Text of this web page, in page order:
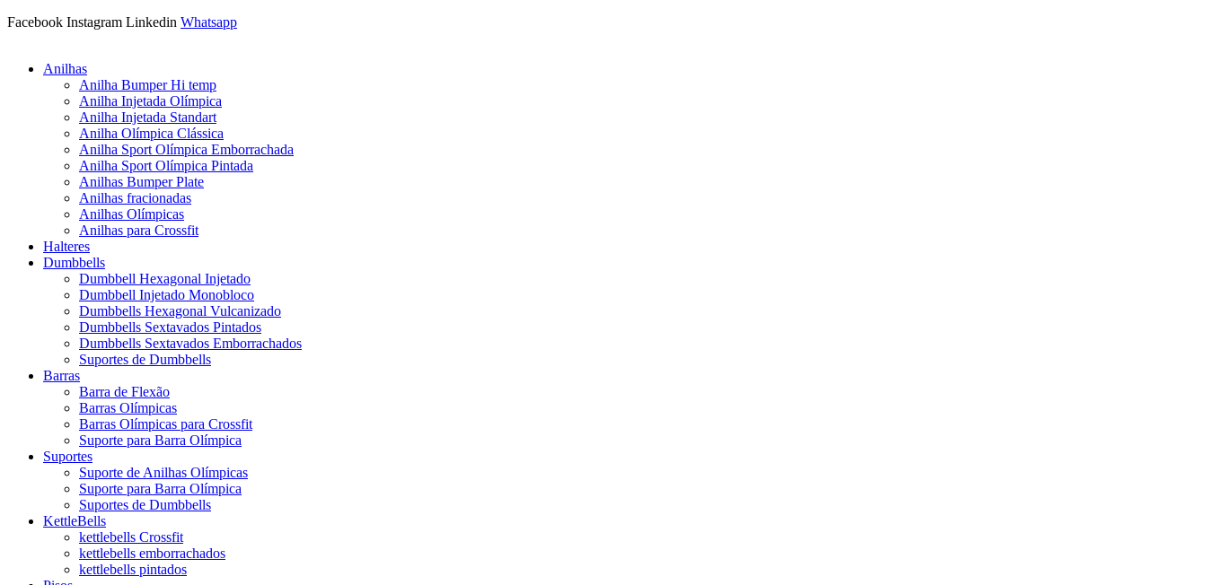
Facebook Instagram Linkedin Whatsapp
Anilhas
Anilha Bumper Hi temp
Anilha Injetada Olímpica
Anilha Injetada Standart
Anilha Olímpica Clássica
Anilha Sport Olímpica Emborrachada
Anilha Sport Olímpica Pintada
Anilhas Bumper Plate
Anilhas fracionadas
Anilhas Olímpicas
Anilhas para Crossfit
Halteres
Dumbbells
Dumbbell Hexagonal Injetado
Dumbbell Injetado Monobloco
Dumbbells Hexagonal Vulcanizado
Dumbbells Sextavados Pintados
Dumbbells Sextavados Emborrachados
Suportes de Dumbbells
Barras
Barra de Flexão
Barras Olímpicas
Barras Olímpicas para Crossfit
Suporte para Barra Olímpica
Suportes
Suporte de Anilhas Olímpicas
Suporte para Barra Olímpica
Suportes de Dumbbells
KettleBells
kettlebells Crossfit
kettlebells emborrachados
kettlebells pintados